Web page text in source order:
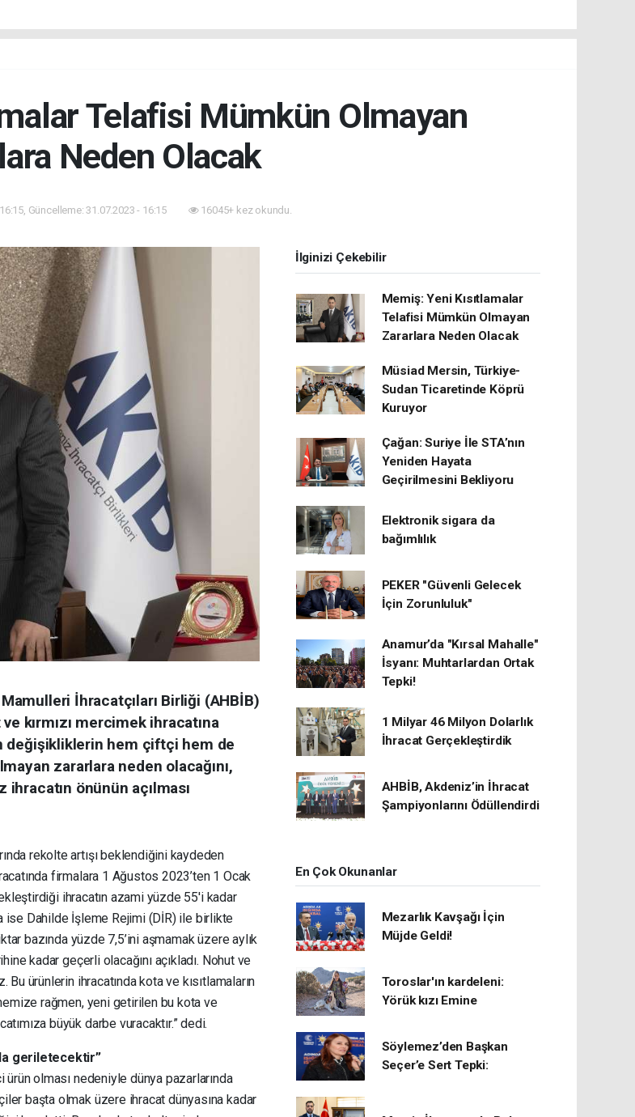
Telafisi Mümkün Olmayan
Neden Olacak
Güncelleme: 31.07.2023 - 16:15 16045+ kez okundu.
İhracatçıları Birliği (AHBİB)
kırmızı mercimek ihracatına
değişikliklerin hem çiftçi hem de
zararlara neden olacağını,
önünün açılması
rekolte artışı beklendiğini kaydeden
firmalara 1 Ağustos 2023’ten 1 Ocak
ihracatın azami yüzde 55'i kadar
ise Dahilde İşleme Rejimi (DİR) ile birlikte
bazında yüzde 7,5’ini aşmamak üzere aylık
kadar geçerli olacağını açıkladı. Nohut ve
ürünlerin ihracatında kota ve kısıtlamaların
rağmen, yeni getirilen bu kota ve
büyük darbe vuracaktır.” dedi.
geriletecektir”
olması nedeniyle dünya pazarlarında
başta olmak üzere ihracat dünyasına kadar
İlginizi Çekebilir
Memiş: Yeni Kısıtlamalar
Telafisi Mümkün Olmayan
Zararlara Neden Olacak
Müsiad Mersin, Türkiye-
Sudan Ticaretinde Köprü
Kuruyor
Çağan: Suriye İle STA’nın
Yeniden Hayata
Geçirilmesini Bekliyoru
Elektronik sigara da
bağımlılık
PEKER "Güvenli Gelecek
İçin Zorunluluk"
Anamur’da "Kırsal Mahalle"
İsyanı: Muhtarlardan Ortak
Tepki!
1 Milyar 46 Milyon Dolarlık
İhracat Gerçekleştirdik
AHBİB, Akdeniz’in İhracat
Şampiyonlarını Ödüllendirdi
En Çok Okunanlar
Mezarlık Kavşağı İçin
Müjde Geldi!
Toroslar'ın kardeleni:
Yörük kızı Emine
Söylemez’den Başkan
Seçer’e Sert Tepki: